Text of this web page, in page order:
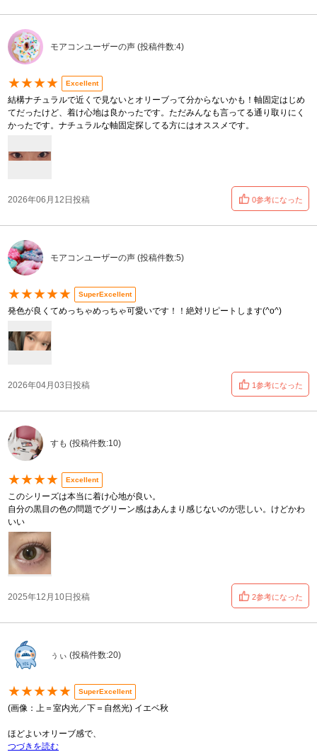
モアコンユーザーの声 (投稿件数:4)
★★★★ Excellent
結構ナチュラルで近くで見ないとオリーブって分からないかも！軸固定はじめ
てだったけど、着け心地は良かったです。ただみんなも言ってる通り取りにく
かったです。ナチュラルな軸固定探してる方にはオススメです。
2026年06月12日投稿 0参考になった
モアコンユーザーの声 (投稿件数:5)
★★★★★ SuperExcellent
発色が良くてめっちゃめっちゃ可愛いです！！絶対リピートします(^o^)
2026年04月03日投稿 1参考になった
すも (投稿件数:10)
★★★★ Excellent
このシリーズは本当に着け心地が良い。
自分の黒目の色の問題でグリーン感はあんまり感じないのが悲しい。けどかわ
いい
2025年12月10日投稿 2参考になった
ぅぃ (投稿件数:20)
★★★★★ SuperExcellent
(画像：上＝室内光／下＝自然光) イエベ秋
ほどよいオリーブ感で、
つづきを読む